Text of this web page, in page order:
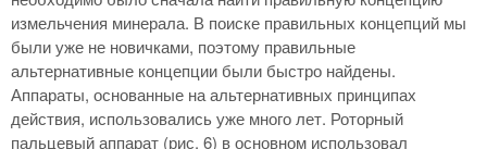
измельчения минерала. В поиске правильных концепций мы
были уже не новичками, поэтому правильные
альтернативные концепции были быстро найдены.
Аппараты, основанные на альтернативных принципах
действия, использовались уже много лет. Роторный
пальцевый аппарат (рис. 6) в основном использовал